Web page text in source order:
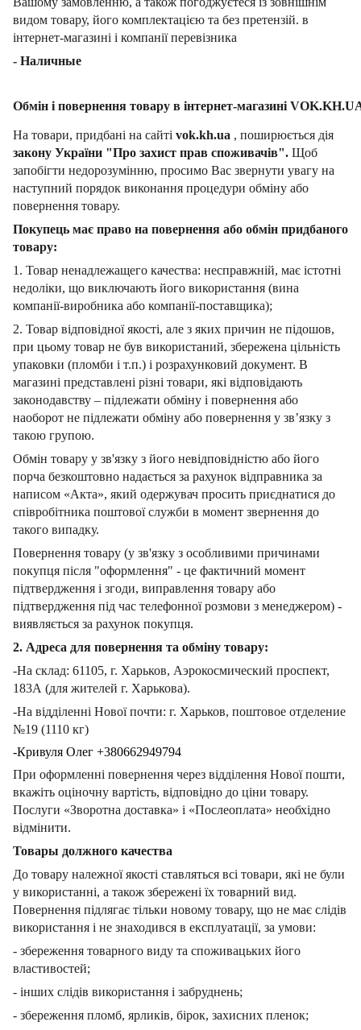
видом товару, його комплектацією та без претензій. в
інтернет-магазині і компанії перевізника
- Наличные
Обмін і повернення товару в інтернет-магазині
На товари, придбані на сайті vok.kh.ua , поширюється дія
закону України "Про захист прав споживачів". Щоб
запобігти недорозумінню, просимо Вас звернути увагу на
наступний порядок виконання процедури обміну або
повернення товару.
Покупець має право на повернення або обмін придбаного
товару:
1. Товар ненадлежащего качества: несправжній, має істотні
недоліки, що виключають його використання (вина
компанії-виробника або компанії-поставщика);
2. Товар відповідної якості, але з яких причин не підошов,
при цьому товар не був використаний, збережена цільність
упаковки (пломби і т.п.) і розрахунковий документ. В
магазині представлені різні товари, які відповідають
законодавству – підлежати обміну і повернення або
наоборот не підлежати обміну або повернення у зв’язку з
такою групою.
Обмін товару у зв'язку з його невідповідністю або його
порча безкоштовно надається за рахунок відправника за
написом «Акта», який одержувач просить приєднатися до
співробітника поштової служби в момент звернення до
такого випадку.
Повернення товару (у зв'язку з особливими причинами
покупця після "оформлення" - це фактичний момент
підтвердження і згоди, виправлення товару або
підтвердження під час телефонної розмови з менеджером) -
виявляється за рахунок покупця.
2. Адреса для повернення та обміну товару:
-На склад: 61105, г. Харьков, Аэрокосмический проспект,
183А (для жителей г. Харькова).
-На відділенні Нової почти: г. Харьков, поштовое отделение
№19 (1110 кг)
-Кривуля Олег +380662949794
При оформленні повернення через відділення Нової пошти,
вкажіть оціночну вартість, відповідно до ціни товару.
Послуги «Зворотна доставка» і «Послеоплата» необхідно
відмінити.
Товары должного качества
До товару належної якості ставляться всі товари, які не були
у використанні, а також збережені їх товарний вид.
Повернення підлягає тільки новому товару, що не має слідів
використання і не знаходився в експлуатації, за умови:
- збереження товарного виду та споживацьких його
властивостей;
- інших слідів використання і забруднень;
- збереження пломб, ярликів, бірок, захисних пленок;